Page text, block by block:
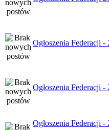
Ogłoszenia Federacji -
Ogłoszenia Federacji -
Ogłoszenia Federacji -